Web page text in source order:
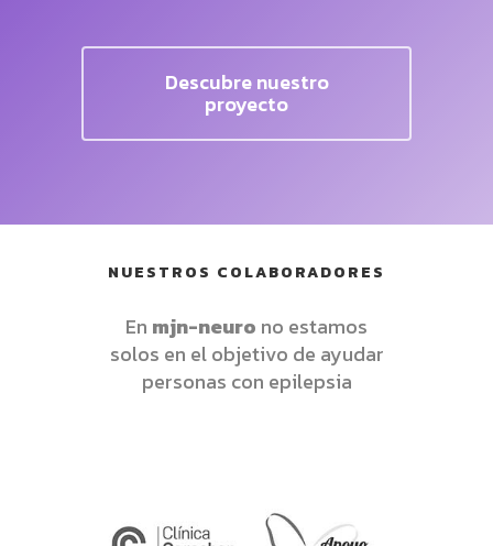
Descubre nuestro
proyecto
NUESTROS COLABORADORES
En mjn-neuro no estamos
solos en el objetivo de ayudar
personas con epilepsia